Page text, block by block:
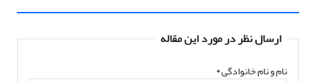
ارسال نظر در مورد این مقاله
نام و نام خانوادگی*